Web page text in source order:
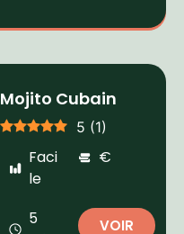
Mojito Cubain
5 (1)
Faci
le
€
5
VOIR